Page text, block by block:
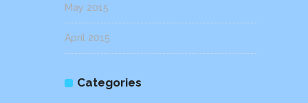
May 2015
April 2015
Categories